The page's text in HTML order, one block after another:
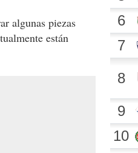
algunas piezas
están